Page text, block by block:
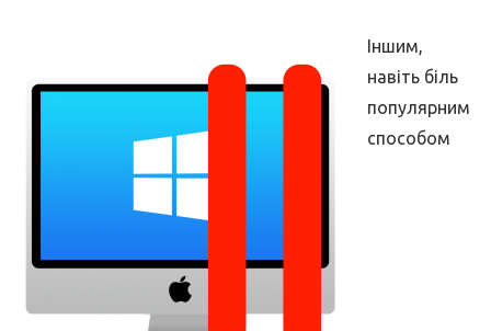
Іншим,
навіть біль
популярним
способом